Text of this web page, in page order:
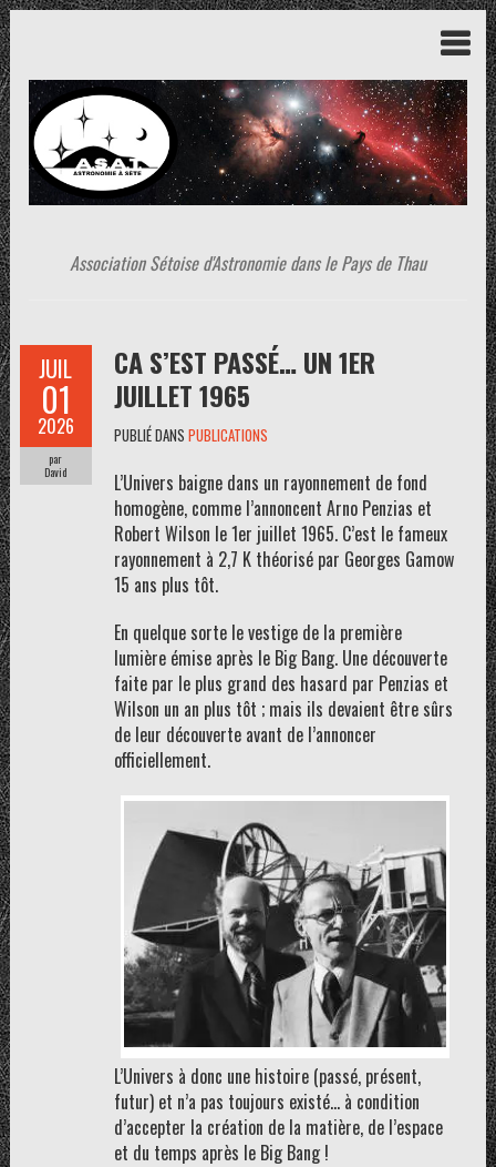
Association Sétoise d'Astronomie dans le Pays de Thau
JUIL
01
2026
par
David
CA S’EST PASSÉ… UN 1ER
JUILLET 1965
PUBLIÉ DANS PUBLICATIONS
L’Univers baigne dans un rayonnement de fond
homogène, comme l’annoncent Arno Penzias et
Robert Wilson le 1er juillet 1965. C’est le fameux
rayonnement à 2,7 K théorisé par Georges Gamow
15 ans plus tôt.
En quelque sorte le vestige de la première
lumière émise après le Big Bang. Une découverte
faite par le plus grand des hasard par Penzias et
Wilson un an plus tôt ; mais ils devaient être sûrs
de leur découverte avant de l’annoncer
officiellement.
L’Univers à donc une histoire (passé, présent,
futur) et n’a pas toujours existé… à condition
d’accepter la création de la matière, de l’espace
et du temps après le Big Bang !